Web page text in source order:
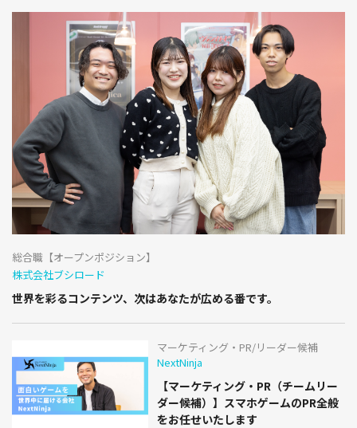
総合職【オープンポジション】
株式会社ブシロード
世界を彩るコンテンツ、次はあなたが広める番です。
マーケティング・PR/リーダー候補
NextNinja
【マーケティング・PR（チームリー
ダー候補）】スマホゲームのPR全般
をお任せいたします